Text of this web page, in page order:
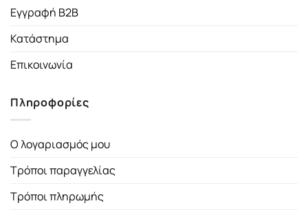
Εγγραφή B2B
Κατάστημα
Επικοινωνία
Πληροφορίες
Ο λογαριασμός μου
Τρόποι παραγγελίας
Τρόποι πληρωμής